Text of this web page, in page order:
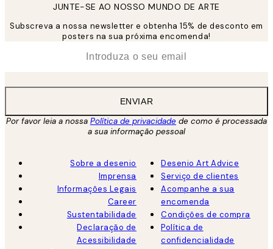
JUNTE-SE AO NOSSO MUNDO DE ARTE
Subscreva a nossa newsletter e obtenha 15% de desconto em
posters na sua próxima encomenda!
ENVIAR
Por favor leia a nossa Política de privacidade de como é processada
a sua informação pessoal
Sobre a desenio
Imprensa
Informações Legais
Career
Sustentabilidade
Declaração de
Acessibilidade
Desenio Art Advice
Serviço de clientes
Acompanhe a sua
encomenda
Condições de compra
Política de
confidencialidade